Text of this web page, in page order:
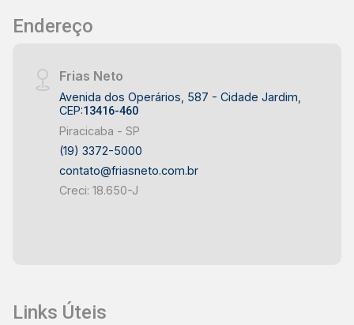
Endereço
Frias Neto
Avenida dos Operários, 587 - Cidade Jardim,
CEP:13416-460
Piracicaba - SP
(19) 3372-5000
contato@friasneto.com.br
Creci: 18.650-J
Links Úteis